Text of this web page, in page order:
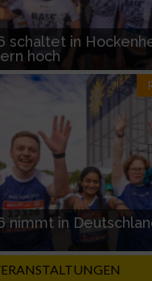
schaltet in
hoch
nimmt in